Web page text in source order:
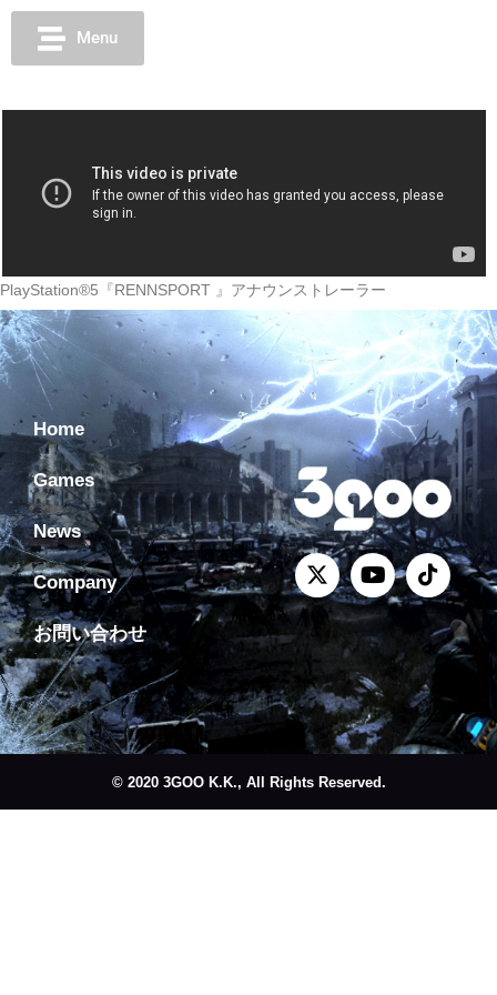
Menu
PlayStation®5『RENNSPORT 』アナウンストレーラー
Home
Games
News
Company
お問い合わせ
© 2020 3GOO K.K., All Rights Reserved.